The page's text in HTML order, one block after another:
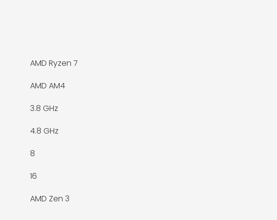
AMD Ryzen 7
AMD AM4
3.8 GHz
4.8 GHz
8
16
AMD Zen 3